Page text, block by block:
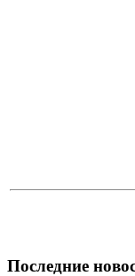
Последние